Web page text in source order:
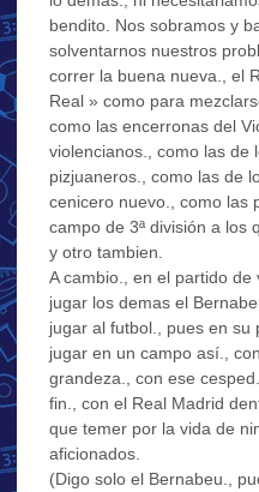
bendito. Nos sobramos y
solventarnos nuestros
correr la buena nueva., el
Real » como para
como las encerronas del
violencianos., como las de
pizjuaneros., como las de
cenicero nuevo., como las
campo de 3ª división a los
y otro tambien.
A cambio., en el partido
jugar los demas el
jugar al futbol., pues en su
jugar en un campo así.,
grandeza., con ese
fin., con el Real Madrid
que temer por la vida de
aficionados.
(Digo solo el Bernabeu.,